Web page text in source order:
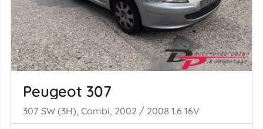
Peugeot 307
307 SW (3H), Combi, 2002 / 2008 1.6 16V